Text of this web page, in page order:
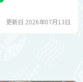
更新日 2026年07月13日